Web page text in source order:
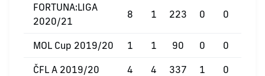
FORTUNA:LIGA
2020/21
8 1 223 0 0
MOL Cup 2019/20 1 1 90 0 0
ČFL A 2019/20 4 4 337 1 0